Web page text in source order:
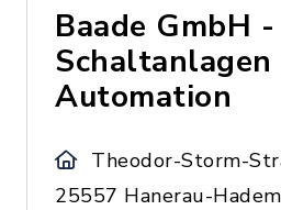
Baade GmbH -
Schaltanlagen
Automation
Theodor-Storm-
25557 Hanerau-